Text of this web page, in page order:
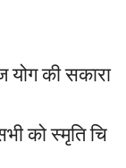
योगकीसकारा
कोस्मृतिचि